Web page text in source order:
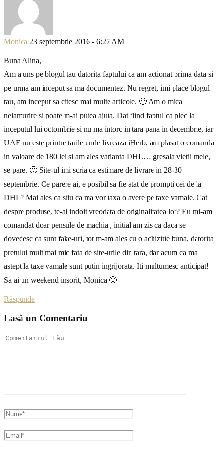
Monica 23 septembrie 2016 - 6:27 AM
Buna Alina,
Am ajuns pe blogul tau datorita faptului ca am actionat prima data si
pe urma am inceput sa ma documentez. Nu regret, imi place blogul
tau, am inceput sa citesc mai multe articole. 🙂 Am o mica
nelamurire si poate m-ai putea ajuta. Dat fiind faptul ca plec la
inceputul lui octombrie si nu ma intorc in tara pana in decembrie, iar
UAE nu este printre tarile unde livreaza iHerb, am plasat o comanda
in valoare de 180 lei si am ales varianta DHL… gresala vietii mele,
se pare. 🙂 Site-ul imi scria ca estimare de livrare in 28-30
septembrie. Ce parere ai, e posibil sa fie atat de prompti cei de la
DHL? Mai ales ca stiu ca ma vor taxa o avere pe taxe vamale. Cat
despre produse, te-ai indoit vreodata de originalitatea lor? Eu mi-am
comandat doar pensule de machiaj, initial am zis ca daca se
dovedesc ca sunt fake-uri, tot m-am ales cu o achizitie buna, datorita
pretului mult mai mic fata de site-urile din tara, dar acum ca ma
astept la taxe vamale sunt putin ingrijorata. Iti multumesc anticipat!
Sa ai un weekend insorit, Monica 🙂
Răspunde
Lasă un Comentariu